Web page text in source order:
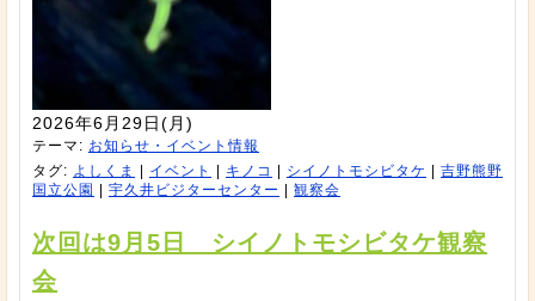
2026年6月29日(月)
テーマ: お知らせ・イベント情報
タグ: よしくま イベント キノコ シイノトモシビタケ
吉野熊野
国立公園
宇久井ビジターセンター 観察会
次回は9月5日 シイノトモシビタケ観察
会